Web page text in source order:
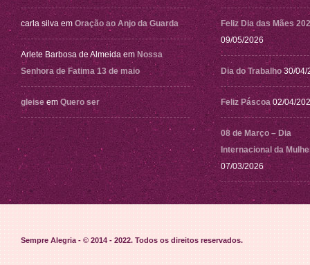
carla silva em Oração ao Anjo da Guarda
Arlete Barbosa de Almeida em Nossa
Senhora de Fatima 13 de maio
gleise em Quero ser
Feliz Dia das Mães
09/05/2026
Dia do Trabalho 30/04/
Feliz Páscoa 02/04/
08 de Março – Dia
Internacional da
07/03/2026
Sempre Alegria - © 2014 - 2022. Todos os direitos reservados.